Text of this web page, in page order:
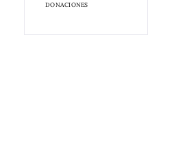
DONACIONES